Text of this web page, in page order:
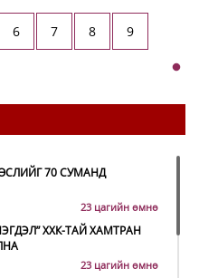
6 7 8 9
70 СУМАНД
23 цагийн өмнө
ХХК-ТАЙ ХАМТРАН
23 цагийн өмнө